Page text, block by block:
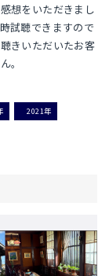
想をいただきまし
試聴できますので
きいただいたお客
。
2021年